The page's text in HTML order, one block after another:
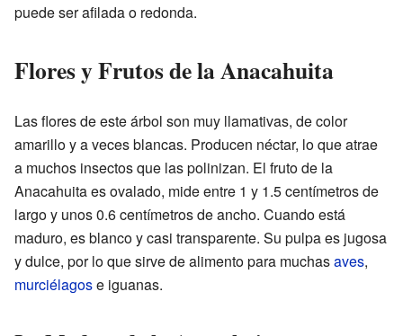
puede ser afilada o redonda.
Flores y Frutos de la Anacahuita
Las flores de este árbol son muy llamativas, de color
amarillo y a veces blancas. Producen néctar, lo que atrae
a muchos insectos que las polinizan. El fruto de la
Anacahuita es ovalado, mide entre 1 y 1.5 centímetros de
largo y unos 0.6 centímetros de ancho. Cuando está
maduro, es blanco y casi transparente. Su pulpa es jugosa
y dulce, por lo que sirve de alimento para muchasaves,
murciélagose iguanas.